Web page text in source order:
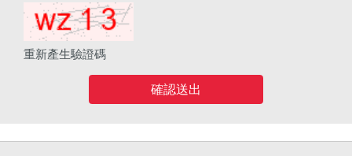
重新產生驗證碼
確認送出